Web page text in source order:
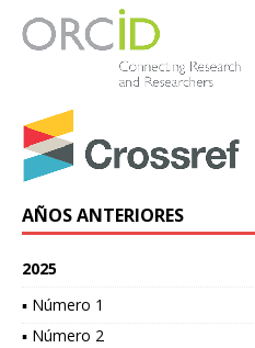
AÑOS ANTERIORES
2025
▪ Número 1
▪ Número 2